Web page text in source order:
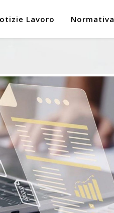
Lavoro Normativa